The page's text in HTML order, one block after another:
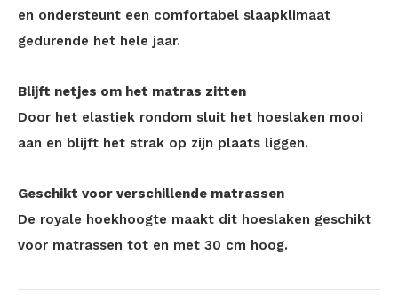
en ondersteunt een comfortabel slaapklimaat
gedurende het hele jaar.
Blijft netjes om het matras zitten
Door het elastiek rondom sluit het hoeslaken mooi
aan en blijft het strak op zijn plaats liggen.
Geschikt voor verschillende matrassen
De royale hoekhoogte maakt dit hoeslaken geschikt
voor matrassen tot en met 30 cm hoog.